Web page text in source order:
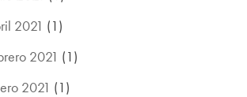
2021 (1)
2021 (1)
2021 (1)